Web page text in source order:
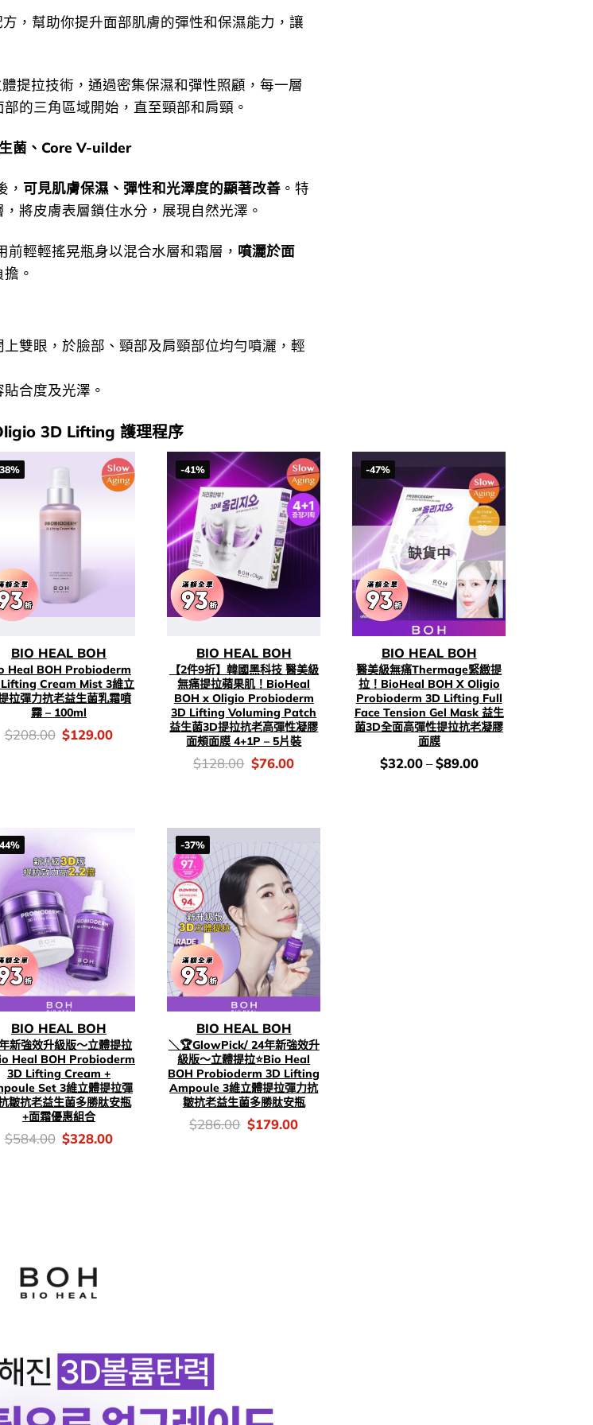
，幫助你提升面部肌膚的彈性和保濕能力，讓
提拉技術，通過密集保濕和彈性照顧，每一層
的三角區域開始，直至頸部和肩頸。
菌、Core V-uilder
， 可見肌膚保濕、彈性和光澤度的顯著改善 。特
將皮膚表層鎖住水分，展現自然光澤。
輕輕搖晃瓶身以混合水層和霜層， 噴灑於面
。
雙眼，於臉部、頸部及肩頸部位均勻噴灑，輕
合度及光澤。
3D Lifting 護理程序
BIO HEAL BOH
Heal BOH Probioderm
Cream Mist 3維立
拉彈力抗老益生菌乳霜噴
霧 – 100ml
價
錢：
$208.00 Original
price
$129.00Current
-41%
BIO HEAL BOH
【2件9折】韓國黑科技 醫美級
無痛提拉蘋果肌！BioHeal
BOH x Oligio Probioderm
3D Lifting Voluming Patch
益生菌3D提拉抗老高彈性凝膠
面頰面膜 4+1P – 5片裝
價
錢：
$128.00 Original
price
$76.00Current
-47%
缺貨中
BIO HEAL BOH
醫美級無痛Thermage緊緻提
拉！BioHeal BOH X Oligio
Probioderm 3D Lifting Full
Face Tension Gel Mask 益生
菌3D全面高彈性提拉抗老凝膠
面膜
價
錢：
$32.00–$89.00
BIO HEAL BOH
新強效升級版～立體提拉
Heal BOH Probioderm
3D Lifting Cream +
Set 3維立體提拉彈
皺抗老益生菌多勝肽安瓶
+面霜優惠組合
價
錢：
$584.00 Original
price
$328.00Current
-37%
BIO HEAL BOH
＼🏆GlowPick/ 24年新強效升
級版～立體提拉⭐Bio Heal
BOH Probioderm 3D Lifting
Ampoule 3維立體提拉彈力抗
皺抗老益生菌多勝肽安瓶
價
錢：
$286.00 Original
price
$179.00Current